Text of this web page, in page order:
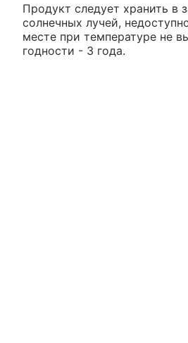
Продукт следует хранить в
солнечных лучей,
месте при температуре не
годности - 3 года.